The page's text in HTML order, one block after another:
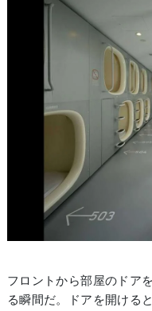
フロントから部屋のドア
る瞬間だ。ドアを開ける